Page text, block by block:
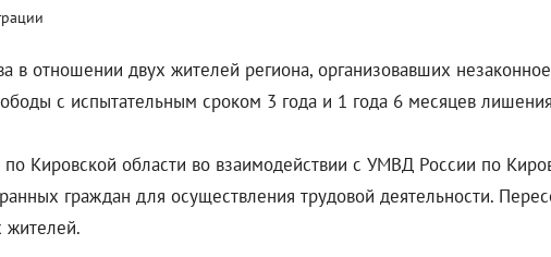
в отношении двух жителей региона, организовавших
с испытательным сроком 3 года и 1 года 6 месяцев
Кировской области во взаимодействии с УМВД России по
граждан для осуществления трудовой деятельности.
жителей.